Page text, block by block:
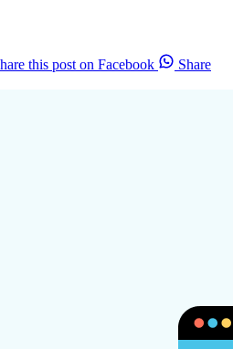
this post on Facebook
Share